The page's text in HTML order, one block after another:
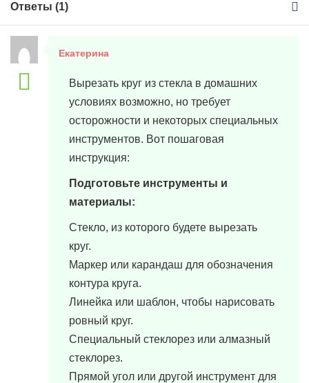
Ответы (1)
Екатерина
Вырезать круг из стекла в домашних
условиях возможно, но требует
осторожности и некоторых специальных
инструментов. Вот пошаговая
инструкция:
Подготовьте инструменты и
материалы:
Стекло, из которого будете вырезать
круг.
Маркер или карандаш для обозначения
контура круга.
Линейка или шаблон, чтобы нарисовать
ровный круг.
Специальный стеклорез или алмазный
стеклорез.
Прямой угол или другой инструмент для